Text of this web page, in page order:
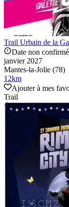
Trail Urbain de la
Date non
janvier 2027
Mantes-la-Jolie (78)
12km
Ajouter à mes
Trail